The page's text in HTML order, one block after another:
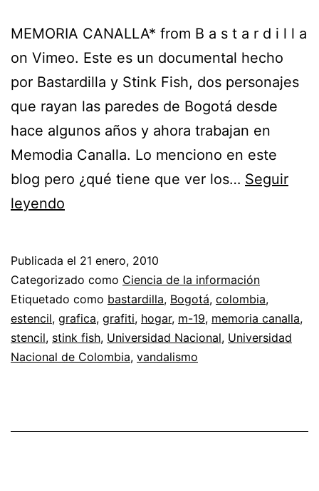
MEMORIA CANALLA* from B a s t a r d i l l a
on Vimeo. Este es un documental hecho
por Bastardilla y Stink Fish, dos personajes
que rayan las paredes de Bogotá desde
hace algunos años y ahora trabajan en
Memodia Canalla. Lo menciono en este
blog pero ¿qué tiene que ver los… Seguir
leyendo
Cuando
las
paredes
hablan
Publicada el 21 enero, 2010
Categorizado como Ciencia de la información
Etiquetado como bastardilla, Bogotá, colombia,
estencil, grafica, grafiti, hogar, m-19, memoria canalla,
stencil, stink fish, Universidad Nacional, Universidad
Nacional de Colombia, vandalismo